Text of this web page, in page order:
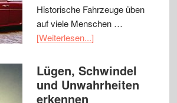
Historische Fahrzeuge üben
auf viele Menschen …
[Weiterlesen...]
Lügen, Schwindel
und Unwahrheiten
erkennen